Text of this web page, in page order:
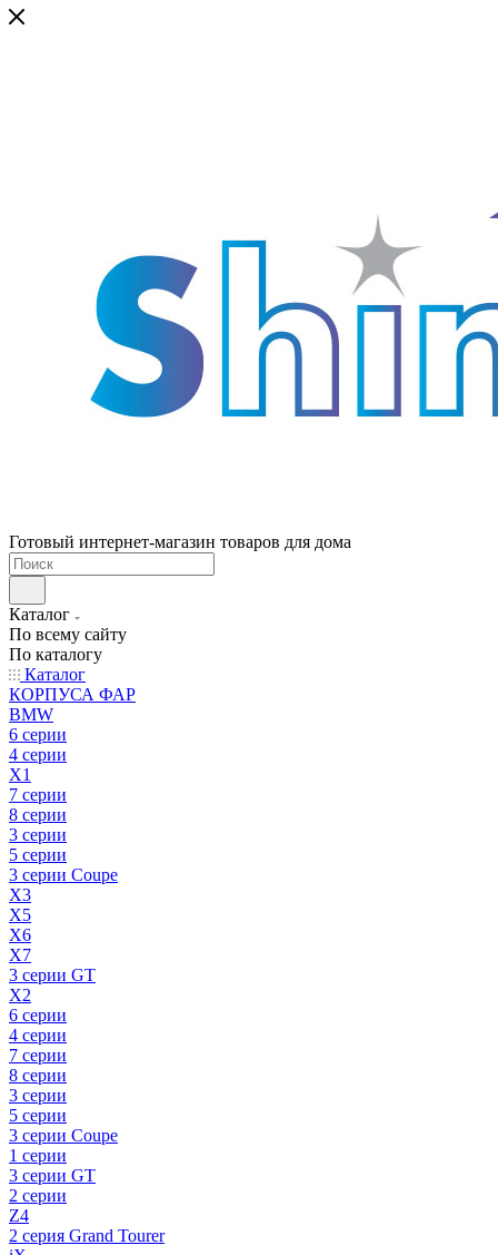
Готовый интернет-магазин товаров для дома
Каталог
По всему сайту
По каталогу
Каталог
КОРПУСА ФАР
BMW
6 серии
4 серии
X1
7 серии
8 серии
3 серии
5 серии
3 серии Coupe
X3
X5
X6
X7
3 серии GT
X2
6 серии
4 серии
7 серии
8 серии
3 серии
5 серии
3 серии Coupe
1 серии
3 серии GT
2 серии
Z4
2 серия Grand Tourer